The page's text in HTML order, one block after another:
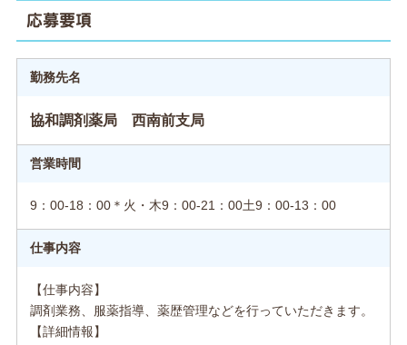
応募要項
勤務先名
協和調剤薬局 西南前支局
営業時間
9：00-18：00＊火・木9：00-21：00土9：00-13：00
仕事内容
【仕事内容】
調剤業務、服薬指導、薬歴管理などを行っていただきます。
【詳細情報】